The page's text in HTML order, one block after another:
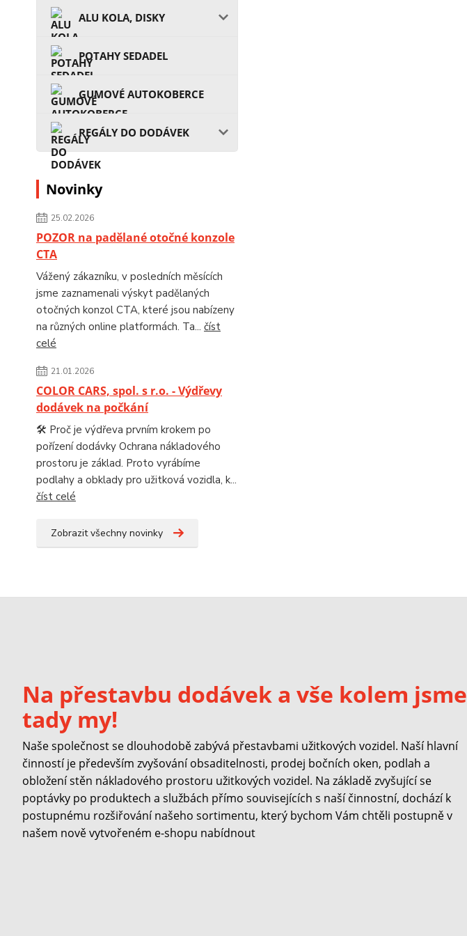
ALU KOLA, DISKY
POTAHY SEDADEL
GUMOVÉ AUTOKOBERCE
REGÁLY DO DODÁVEK
Novinky
25.02.2026
POZOR na padělané otočné konzole
CTA
Vážený zákazníku, v posledních měsících
jsme zaznamenali výskyt padělaných
otočných konzol CTA, které jsou nabízeny
na různých online platformách. Ta... číst
celé
21.01.2026
COLOR CARS, spol. s r.o. - Výdřevy
dodávek na počkání
🛠️ Proč je výdřeva prvním krokem po
pořízení dodávky Ochrana nákladového
prostoru je základ. Proto vyrábíme
podlahy a obklady pro užitková vozidla, k...
číst celé
Zobrazit všechny novinky
Na přestavbu dodávek a vše kolem jsme
tady my!
Naše společnost se dlouhodobě zabývá přestavbami užitkových vozidel. Naší hlavní
činností je především zvyšování obsaditelnosti, prodej bočních oken, podlah a
obložení stěn nákladového prostoru užitkových vozidel. Na základě zvyšující se
poptávky po produktech a službách přímo souvisejících s naší činnostní, dochází k
postupnému rozšiřování našeho sortimentu, který bychom Vám chtěli postupně v
našem nově vytvořeném e-shopu nabídnout